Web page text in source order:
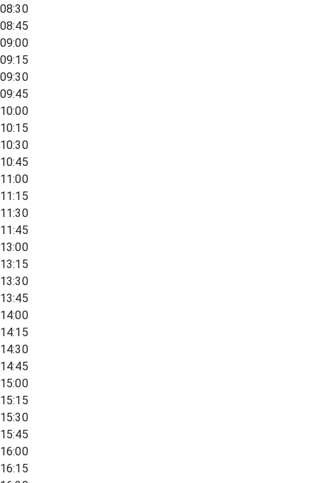
08:30
08:45
09:00
09:15
09:30
09:45
10:00
10:15
10:30
10:45
11:00
11:15
11:30
11:45
13:00
13:15
13:30
13:45
14:00
14:15
14:30
14:45
15:00
15:15
15:30
15:45
16:00
16:15